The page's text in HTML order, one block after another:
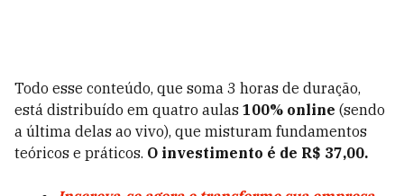
Todo esse conteúdo, que soma 3 horas de duração,
está distribuído em quatro aulas 100% online (sendo
a última delas ao vivo), que misturam fundamentos
teóricos e práticos. O investimento é de R$ 37,00.